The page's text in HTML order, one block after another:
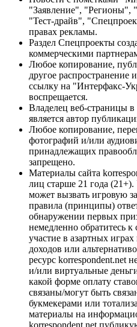
"Заявление",
"Тест-драйв",
правах рекламы.
Раздел Спецпроекты
коммерческими
Любое копирование,
другое распространение
ссылку на "Интерфакс-
воспрещается.
Владелец веб-страницы
является автор
Любое копирование,
фотографий и/или
принадлежащих
запрещено.
Материалы сайта
лиц старше 21 года
может вызвать игровую
правила (принципы)
обнаружении первых
немедленно обратитесь
участие в азартных
доходов или
ресурс korrespondent.net
и/или виртуальные
какой форме оплату
связаны/могут быть
букмекерами или
материалы на
korrespondent.net